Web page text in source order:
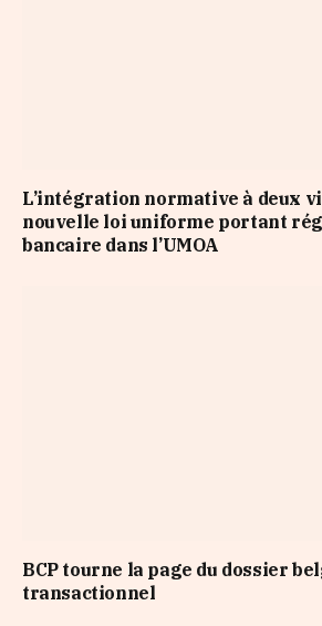
L’intégration normative à deux
nouvelle loi uniforme portant
bancaire dans l’UMOA
BCP tourne la page du dossier
transactionnel